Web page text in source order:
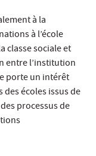
à la
à l’école
classe sociale et
entre l’institution
porte un intérêt
écoles issus de
processus de